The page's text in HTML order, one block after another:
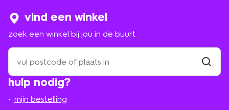
hulp nodig?
mijn bestelling
vind een winkel
zoek een winkel bij jou in de buurt
zoek
een
winkel
bij
in